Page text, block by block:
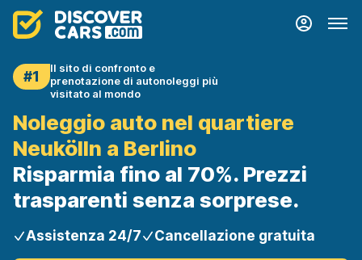
#1
Il sito di confronto e
prenotazione di autonoleggi più
visitato al mondo
Noleggio auto nel quartiere
Neukölln a Berlino
Risparmia fino al 70%. Prezzi
trasparenti senza sorprese.
Assistenza 24/7 Cancellazione gratuita